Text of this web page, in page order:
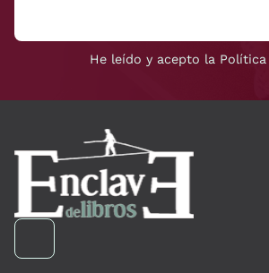
He leído y acepto la